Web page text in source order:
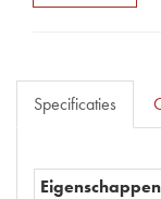
Specificaties
Eigenschappen